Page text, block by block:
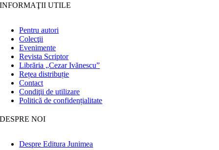
INFORMAŢII UTILE
Pentru autori
Colecţii
Evenimente
Revista Scriptor
Librăria „Cezar Ivănescu”
Rețea distribuție
Contact
Condiţii de utilizare
Politică de confidențialitate
DESPRE NOI
Despre Editura Junimea